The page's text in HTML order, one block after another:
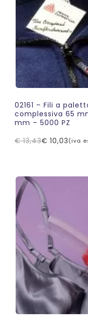
02161 – Fili a
complessiva 65
mm – 5000 PZ
€13,43
Il
era:
€ 13,43.
€ 10,03
Il
è:
€ 10,03.
(iva